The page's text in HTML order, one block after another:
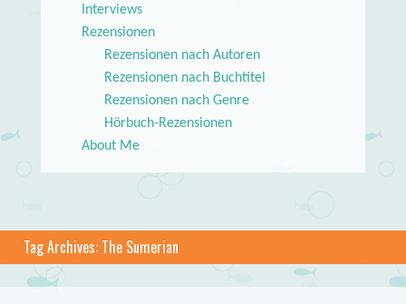
Interviews
Rezensionen
Rezensionen nach Autoren
Rezensionen nach Buchtitel
Rezensionen nach Genre
Hörbuch-Rezensionen
About Me
Tag Archives: The Sumerian